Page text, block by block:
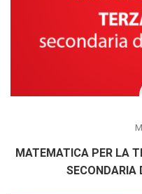
MATEMATICA PER LA
SECONDARIA